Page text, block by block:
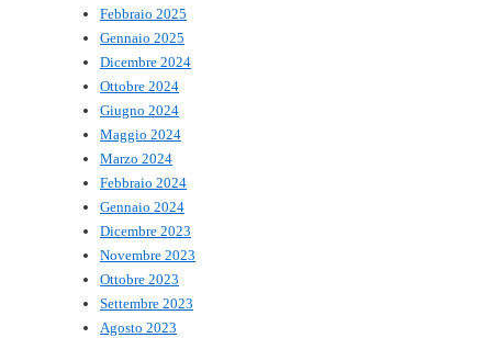
Febbraio 2025
Gennaio 2025
Dicembre 2024
Ottobre 2024
Giugno 2024
Maggio 2024
Marzo 2024
Febbraio 2024
Gennaio 2024
Dicembre 2023
Novembre 2023
Ottobre 2023
Settembre 2023
Agosto 2023